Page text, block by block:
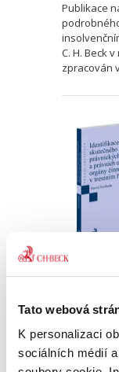
Tato webová
K personalizaci
sociálních médií
Publikace
C. H. Beck
zpracován
390,00 Kč
Kniha se
právních